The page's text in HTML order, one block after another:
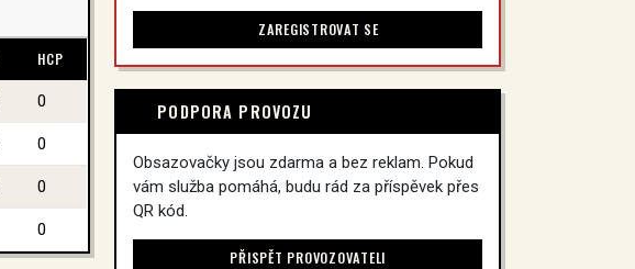
HCP
0
0
0
0
ZAREGISTROVAT SE
PODPORA PROVOZU
Obsazovačky jsou zdarma a bez reklam. Pokud
vám služba pomáhá, budu rád za příspěvek přes
QR kód.
PŘISPĚT PROVOZOVATELI